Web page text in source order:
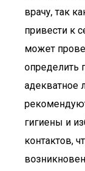
врачу, так
привести к
может
определить
адекватное
гигиены и
контактов,